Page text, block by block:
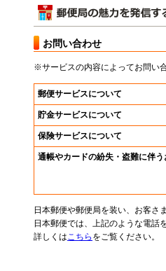
お問い合わせ
※サービスの内容によってお問い
郵便サービスについて
貯金サービスについて
保険サービスについて
通帳やカードの紛失・盗難に伴
日本郵便や郵便局を装い、お客さ
日本郵便では、上記のような電話
詳しくはこちら をご覧ください。